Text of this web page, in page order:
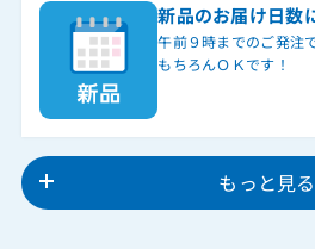
新品のお届け日数
午前９時までのご発注
もちろんＯＫです！
もっと見る